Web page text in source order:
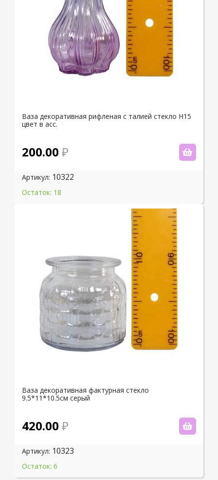
Ваза декоративная рифленая с талией стекло H15
цвет в асс.
200.00
Артикул: 10322
Остаток: 18
Ваза декоративная фактурная стекло
9.5*11*10.5см серый
420.00
Артикул: 10323
Остаток: 6